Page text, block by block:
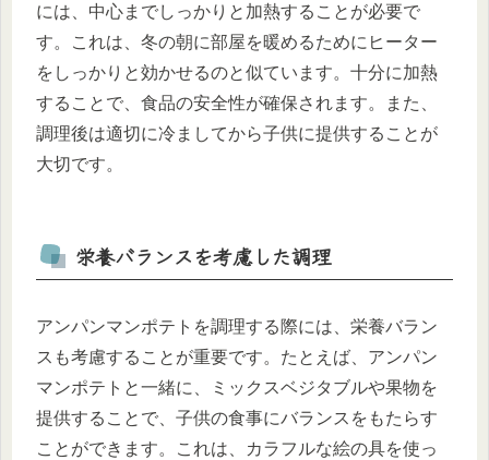
には、中心までしっかりと加熱することが必要で
す。これは、冬の朝に部屋を暖めるためにヒーター
をしっかりと効かせるのと似ています。十分に加熱
することで、食品の安全性が確保されます。また、
調理後は適切に冷ましてから子供に提供することが
大切です。
栄養バランスを考慮した調理
アンパンマンポテトを調理する際には、栄養バラン
スも考慮することが重要です。たとえば、アンパン
マンポテトと一緒に、ミックスベジタブルや果物を
提供することで、子供の食事にバランスをもたらす
ことができます。これは、カラフルな絵の具を使っ